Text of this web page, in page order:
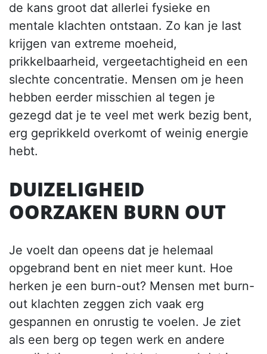
de kans groot dat allerlei fysieke en
mentale klachten ontstaan. Zo kan je last
krijgen van extreme moeheid,
prikkelbaarheid, vergeetachtigheid en een
slechte concentratie. Mensen om je heen
hebben eerder misschien al tegen je
gezegd dat je te veel met werk bezig bent,
erg geprikkeld overkomt of weinig energie
hebt.
DUIZELIGHEID
OORZAKEN BURN OUT
Je voelt dan opeens dat je helemaal
opgebrand bent en niet meer kunt. Hoe
herken je een burn-out? Mensen met burn-
out klachten zeggen zich vaak erg
gespannen en onrustig te voelen. Je ziet
als een berg op tegen werk en andere